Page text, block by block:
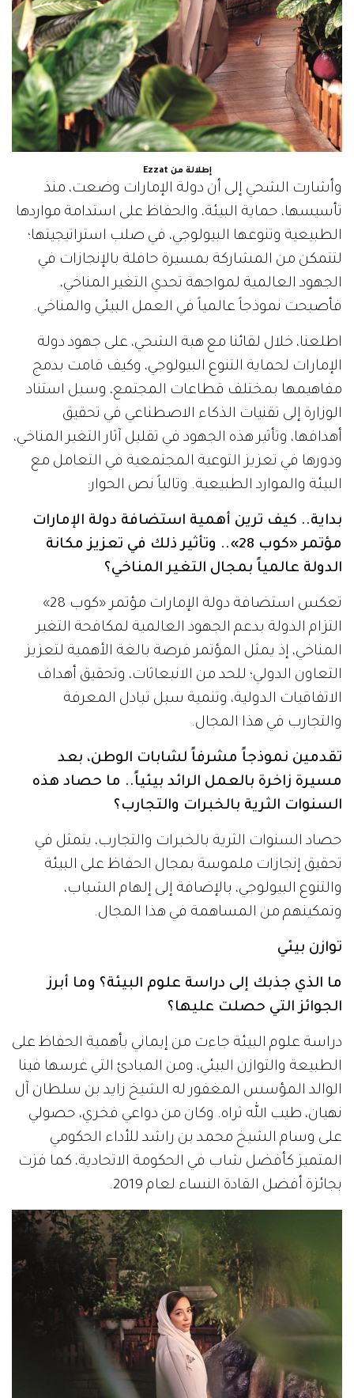
إطلالة من Ezzat
وأشارت الشحي إلى أن دولة الإمارات وضعت، منذ
تأسيسها، حماية البيئة، والحفاظ على استدامة مواردها
الطبيعية وتنوعها البيولوجي، في صلب استراتيجيتها؛
لتتمكن من المشاركة بمسيرة حافلة بالإنجازات في
الجهود العالمية لمواجهة تحدي التغير المناخي،
فأصبحت نموذجاً عالمياً في العمل البيئي والمناخي.
اطلعنا، خلال لقائنا مع هبة الشحي، على جهود دولة
الإمارات لحماية التنوع البيولوجي، وكيف قامت بدمج
مفاهيمها بمختلف قطاعات المجتمع، وسبل استناد
الوزارة إلى تقنيات الذكاء الاصطناعي في تحقيق
أهدافها، وتأثير هذه الجهود في تقليل آثار التغير المناخي،
ودورها في تعزيز التوعية المجتمعية في التعامل مع
البيئة والموارد الطبيعية. وتالياً نص الحوار:
بداية.. كيف ترين أهمية استضافة دولة الإمارات
مؤتمر «كوب 28».. وتأثير ذلك في تعزيز مكانة
الدولة عالمياً بمجال التغير المناخي؟
تعكس استضافة دولة الإمارات مؤتمر «كوب 28»
التزام الدولة بدعم الجهود العالمية لمكافحة التغير
المناخي، إذ يمثل المؤتمر فرصة بالغة الأهمية لتعزيز
التعاون الدولي؛ للحد من الانبعاثات، وتحقيق أهداف
الاتفاقيات الدولية، وتنمية سبل تبادل المعرفة
والتجارب في هذا المجال.
تقدمين نموذجاً مشرفاً لشابات الوطن، بعد
مسيرة زاخرة بالعمل الرائد بيئياً.. ما حصاد هذه
السنوات الثرية بالخبرات والتجارب؟
حصاد السنوات الثرية بالخبرات والتجارب، يتمثل في
تحقيق إنجازات ملموسة بمجال الحفاظ على البيئة
والتنوع البيولوجي، بالإضافة إلى إلهام الشباب،
وتمكينهم من المساهمة في هذا المجال.
توازن بيئي
ما الذي جذبك إلى دراسة علوم البيئة؟ وما أبرز
الجوائز التي حصلت عليها؟
دراسة علوم البيئة جاءت من إيماني بأهمية الحفاظ على
الطبيعة والتوازن البيئي، ومن المبادئ التي غرسها فينا
الوالد المؤسس المغفور له الشيخ زايد بن سلطان آل
نهيان، طيب الله ثراه. وكان من دواعي فخري، حصولي
على وسام الشيخ محمد بن راشد للأداء الحكومي
المتميز كأفضل شاب في الحكومة الاتحادية، كما فزت
بجائزة أفضل القادة النساء لعام 2019.